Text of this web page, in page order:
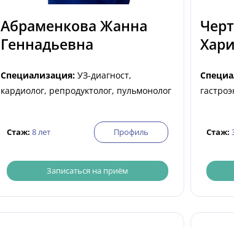
Абраменкова Жанна
Геннадьевна
Специализация: УЗ-диагност,
кардиолог, репродуктолог, пульмонолог
Стаж: 8 лет Профиль
Записаться на приём
Стаж: